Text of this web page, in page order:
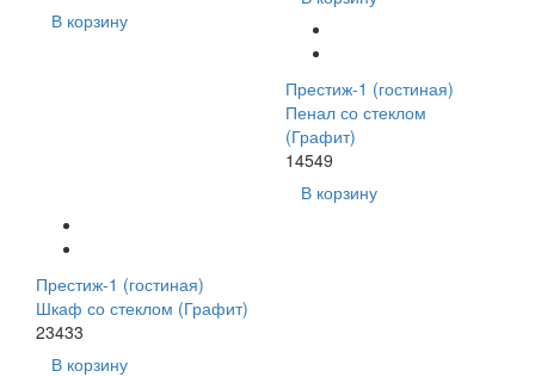
В корзину
Престиж-1 (гостиная)
Пенал со стеклом
(Графит)
14549
В корзину
Престиж-1 (гостиная)
Шкаф со стеклом (Графит)
23433
В корзину